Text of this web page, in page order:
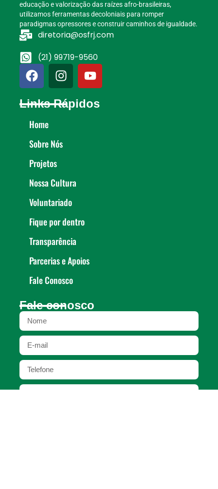
educação e valorização das raízes afro-brasileiras,
utilizamos ferramentas decoloniais para romper
paradigmas opressores e construir caminhos de igualdade.
diretoria@osfrj.com
(21) 99719-9560
Links Rápidos
Home
Sobre Nós
Projetos
Nossa Cultura
Voluntariado
Fique por dentro
Transparência
Parcerias e Apoios
Fale Conosco
Fale conosco